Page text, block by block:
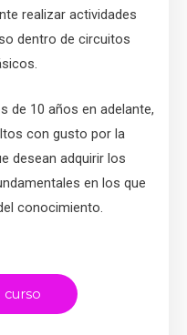
realizar actividades
dentro de circuitos
de 10 años en adelante,
con gusto por la
desean adquirir los
en los que
conocimiento.
curso